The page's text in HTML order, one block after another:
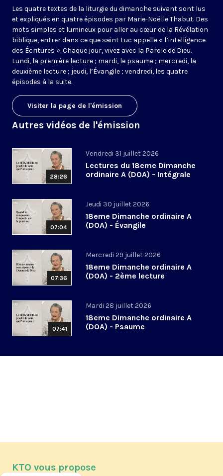
Les quatre textes de la liturgie du dimanche suivant sont lus
et expliqués en quatre épisodes par Marie-Noëlle Thabut. Des
mots simples et lumineux pour aller au cœur de la Révélation
biblique, entrer dans ce que saint Luc appelle « l’intelligence
des Écritures ». Chaque jour, vivez avec la Parole de Dieu.
Lundi, la première lecture ; mardi, le psaume ; mercredi, la
deuxième lecture ; jeudi, l’Évangile ; vendredi, les quatre
épisodes à la suite.
Visiter la page de l'émission
Autres vidéos de l'émission
28:26
Vendredi 31 juillet 2026
Lectures du 18eme Dimanche
ordinaire A (DOA) - Intégrale
07:04
Jeudi 30 juillet 2026
18eme Dimanche ordinaire A
(DOA) - Évangile
07:36
Mercredi 29 juillet 2026
18eme Dimanche ordinaire A
(DOA) - 2ème lecture
07:41
Mardi 28 juillet 2026
18eme Dimanche ordinaire A
(DOA) - Psaume
KTO vous propose